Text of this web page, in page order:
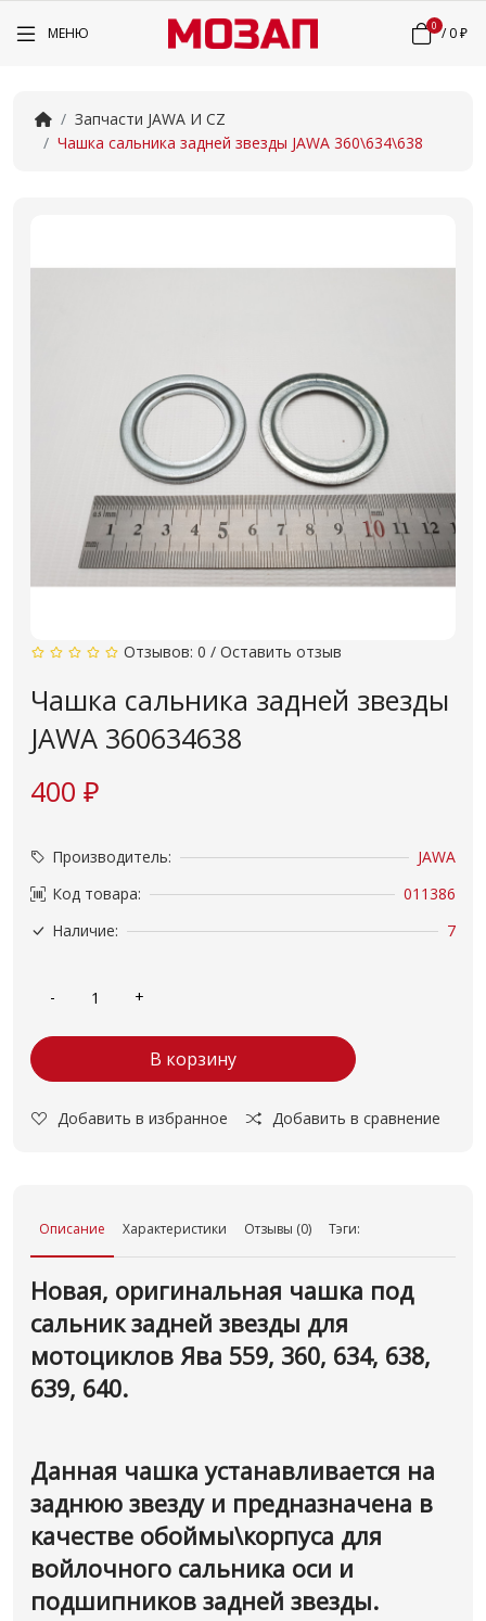
МЕНЮ 0 /0 ₽
Запчасти JAWA И CZ
Чашка сальника задней звезды JAWA 360\634\638
Отзывов: 0 / Оставить отзыв
Чашка сальника задней звезды
JAWA 360634638
400 ₽
Производитель:
JAWA
Код товара:
011386
Наличие:
7
В корзину
Добавить в избранное Добавить в сравнение
Описание Характеристики Отзывы (0) Тэги:
Новая, оригинальная чашка под
сальник задней звезды для
мотоциклов Ява 559, 360, 634, 638,
639, 640.
Данная чашка устанавливается на
заднюю звезду и предназначена в
качестве обоймы\корпуса для
войлочного сальника оси и
подшипников задней звезды.